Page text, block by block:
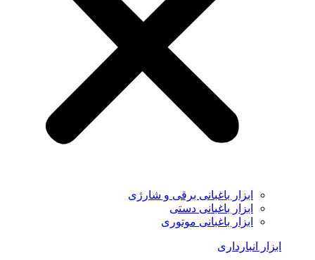
ابزار باغبانی برقی و شارژی
ابزار باغبانی دستی
ابزار باغبانی موتوری
ابزار انبارداری